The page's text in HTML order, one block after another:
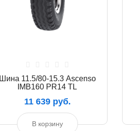
Шина 11.5/80-15.3 Ascenso
IMB160 PR14 TL
11 639 руб.
В корзину